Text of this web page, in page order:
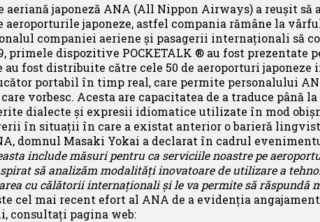
japoneză ANA (All Nippon Airways) a reușit să
aeroporturile japoneze, astfel compania rămâne la
companiei aeriene și pasagerii internaționali să
primele dispozitive POCKETALK ® au fost
au fost distribuite către cele 50 de aeroporturi japoneze
portabil în timp real, care permite personalului
vorbesc. Acesta are capacitatea de a traduce până
dialecte și expresii idiomatice utilizate în mod
în situații în care a existat anterior o barieră
domnul Masaki Yokai a declarat în cadrul
include măsuri pentru ca serviciile noastre pe
să analizăm modalități inovatoare de utilizare a
cu călătorii internaționali și le va permite să răspundă
cel mai recent efort al ANA de a evidenția
consultați pagina web: